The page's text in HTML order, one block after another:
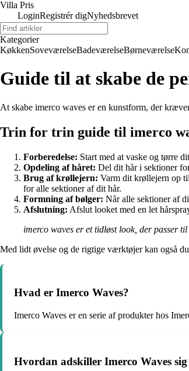
Villa Pris
LoginRegistrér digNyhedsbrevet
Kategorier
KøkkenSoveværelseBadeværelseBørneværelse
Guide til at skabe de
At skabe imerco waves er en kunstform, der
Trin for trin guide til imerco
Forberedelse: Start med at vaske og tørre
Opdeling af håret: Del dit hår i sektioner
Brug af krøllejern: Varm dit krøllejern op
for alle sektioner af dit hår.
Formning af bølger: Når alle sektioner af
Afslutning: Afslut looket med en let
imerco waves er et tidløst look, der passer
Med lidt øvelse og de rigtige værktøjer kan også
Hvad er Imerco Waves?
Imerco Waves er en serie af produkter hos
Hvordan adskiller Imerco Waves